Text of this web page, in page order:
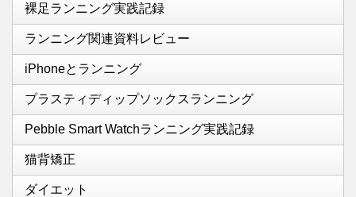
裸足ランニング実践記録
ランニング関連資料レビュー
iPhoneとランニング
プラスティディップソックスランニング
Pebble Smart Watchランニング実践記録
猫背矯正
ダイエット